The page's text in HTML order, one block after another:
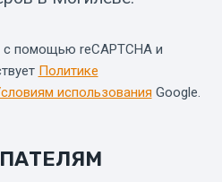
помощью reCAPTCHA и
Политике
использования Google.